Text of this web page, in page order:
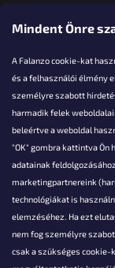
Mindent Önre
A Falanzo cookie-kat
és a felhasználói élmény
személyre szabott
harmadik felek
beleértve a weboldal
"OK" gombra kattintva Ön
adatainak
marketingpartnereink
technológiákat is
elemzéséhez. Ha ezt
nem fog személyre
csak a szükséges
Elérhetőségi adatok
Akarsz kérdezni
info@falanzo.hu